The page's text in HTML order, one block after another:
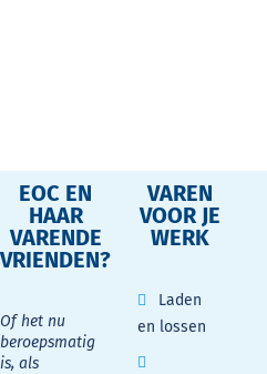
EOC EN
HAAR
VARENDE
VRIENDEN?
Of het nu
beroepsmatig
is, als
VAREN
VOOR JE
WERK
Laden
en lossen